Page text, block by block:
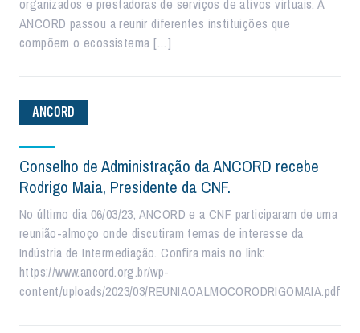
organizados e prestadoras de serviços de ativos virtuais. A
ANCORD passou a reunir diferentes instituições que
compõem o ecossistema […]
ANCORD
Conselho de Administração da ANCORD recebe
Rodrigo Maia, Presidente da CNF.
No último dia 06/03/23, ANCORD e a CNF participaram de uma
reunião-almoço onde discutiram temas de interesse da
Indústria de Intermediação. Confira mais no link:
https://www.ancord.org.br/wp-
content/uploads/2023/03/REUNIAOALMOCORODRIGOMAIA.pdf